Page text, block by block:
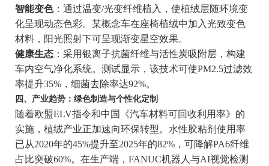
智能变色：通过温变/光变纤维植入，使植绒层随环境变
化呈现动态色彩。某概念车在座椅植绒中加入光致变色
材料，阳光照射下可呈现渐变星空效果。
健康生态：采用银离子抗菌纤维与活性炭吸附层，构建
车内空气净化系统。测试显示，该技术可使PM2.5过滤效
率提升35%，细菌去除率达92%。
四、产业趋势：绿色制造与个性化定制
随着欧盟ELV指令和中国《汽车材料可回收利用率》的
实施，植绒产业正加速向环保转型。水性胶粘剂使用率
已从2020年的45%提升至2025年的82%，可降解PA6纤维
占比突破60%。在生产端，FANUC机器人与AI视觉检测